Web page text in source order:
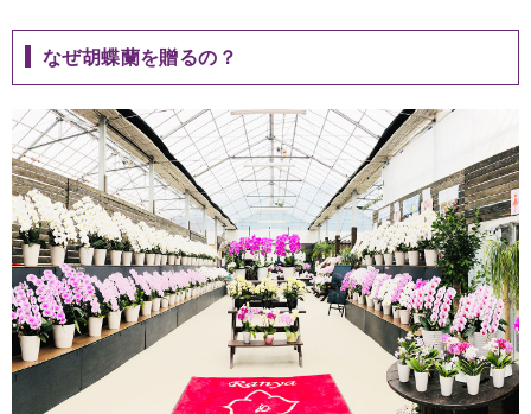
なぜ胡蝶蘭を贈るの？